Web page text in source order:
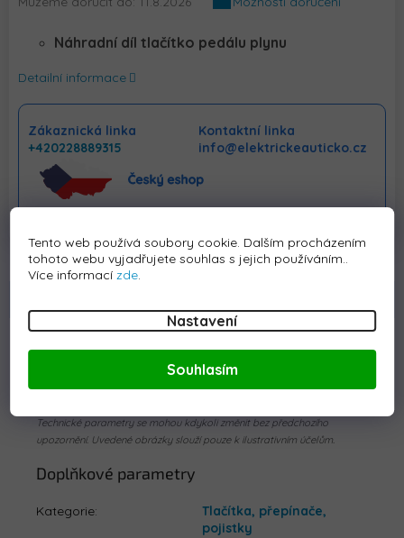
Tento web používá soubory cookie. Dalším procházením
tohoto webu vyjadřujete souhlas s jejich používáním..
Více informacízde.
Nastavení
Souhlasím
Náhradní díl tlačítko pedálu plynu
Detailní informace
Zákaznická linka
+420228889315
Kontaktní linka
info@elektrickeauticko.cz
Náhradní díl - pedál plynu 6PIN.
Technické parametry se mohou kdykoli změnit bez předchozího
upozornění. Uvedené obrázky slouží pouze k ilustrativním účelům.
Doplňkové parametry
Kategorie:
Tlačítka, přepínače,
pojistky